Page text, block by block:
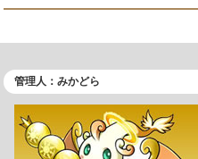
管理人：みかどら